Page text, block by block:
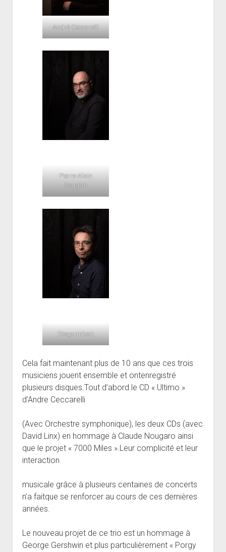
André Ceccarelli
Pierre-Alain
Goualch
Diego Imbert
Cela fait maintenant plus de 10 ans que ces trois
musiciens jouent ensemble et ontenregistré
plusieurs disques.Tout d’abord le CD « Ultimo »
d’Andre Ceccarelli
(Avec Orchestre symphonique), les deux CDs (avec
David Linx) en hommage à Claude Nougaro ainsi
que le projet « 7000 Miles ».Leur complicité et leur
interaction
musicale grâce à plusieurs centaines de concerts
n’a faitque se renforcer au cours de ces dernières
années.
Le nouveau projet de ce trio est un hommage à
George Gershwin et plus particulièrement « Porgy